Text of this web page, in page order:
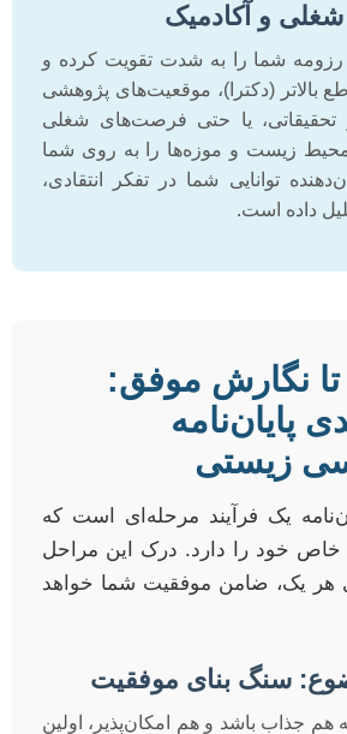
و آکادمیک
رزومه شما را به شدت تقویت کرده و
بالاتر (دکترا)، موقعیت‌های پژوهشی
یا حتی فرصت‌های شغلی
زیست و موزه‌ها را به روی شما
توانایی شما در تفکر انتقادی،
داده است.
تا نگارش موفق:
پایان‌نامه
زیستی
یک فرآیند مرحله‌ای است که
خاص خود را دارد. درک این مراحل
هر یک، ضامن موفقیت شما خواهد
جذاب باشد و هم امکان‌پذیر، اولین